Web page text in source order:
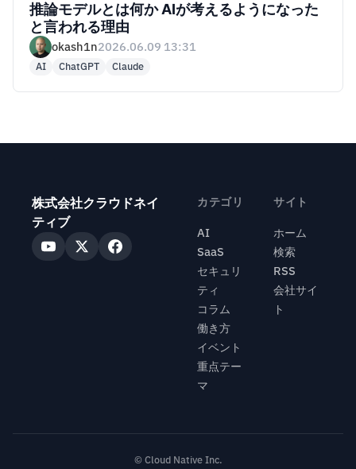
推論モデルとは何か AIが考えるようになった
と言われる理由
okash1n2026.06.09 13:31
AI ChatGPT Claude
株式会社クラウドネイ
ティブ
カテゴリ
AI
SaaS
セキュリ
ティ
コラム
働き方
イベント
重点テー
マ
サイト
ホーム
検索
RSS
会社サイ
ト
© Cloud Native Inc.